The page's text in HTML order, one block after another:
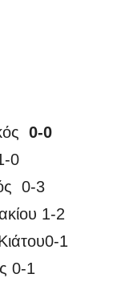
0-0
0
0-3
1-2
1
0-1